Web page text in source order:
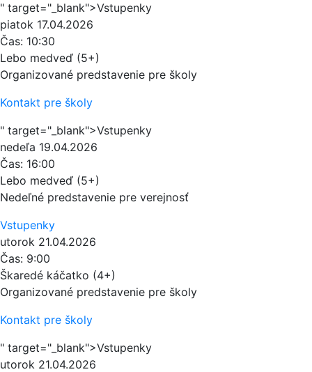
" target="_blank">Vstupenky
piatok 17.04.2026
Čas: 10:30
Lebo medveď (5+)
Organizované predstavenie pre školy
Kontakt pre školy
" target="_blank">Vstupenky
nedeľa 19.04.2026
Čas: 16:00
Lebo medveď (5+)
Nedeľné predstavenie pre verejnosť
Vstupenky
utorok 21.04.2026
Čas: 9:00
Škaredé káčatko (4+)
Organizované predstavenie pre školy
Kontakt pre školy
" target="_blank">Vstupenky
utorok 21.04.2026